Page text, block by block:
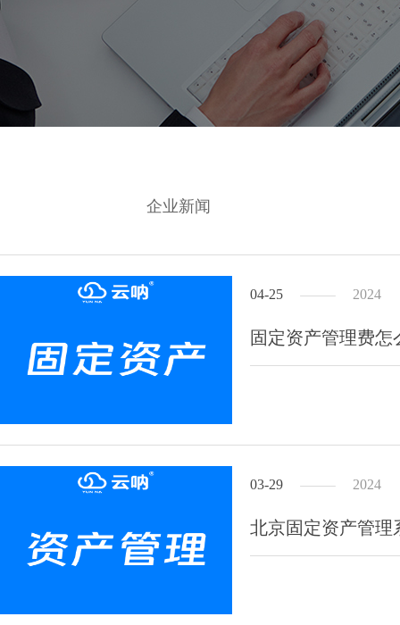
企业新闻
04-25 2024
固定资产管理费
03-29 2024
北京固定资产管理